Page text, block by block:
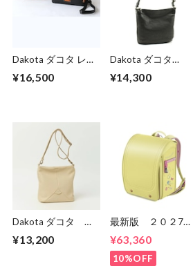
Dakota ダコタ レデ
ニショルダーバッグ
¥16,500
Dakota ダコタ
グ ショルダーバッ
¥14,300
Dakota ダコタ ボ
ンドゥー ショルダ
ーバッグ 1034911
¥13,200
最新版 ２０２7
年 スゴ軽 スウィ
ート スウィーツ
CB24G02 女の
¥63,360
10%OFF